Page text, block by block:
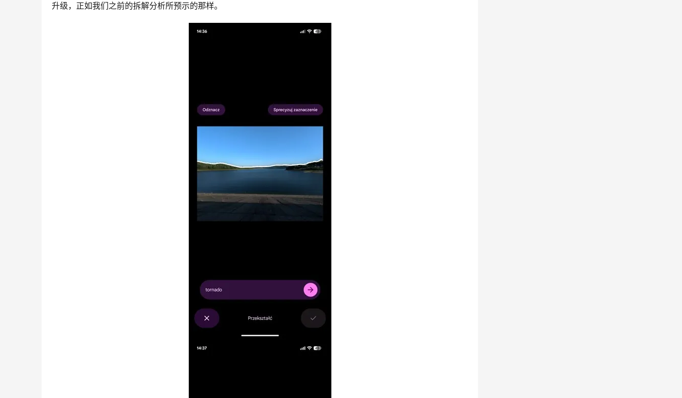
升级，正如我们之前的拆解分析所预示的那样。